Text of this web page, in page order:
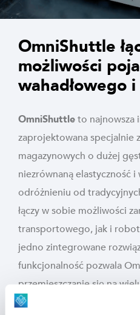
Czyszczenie skrzynek
OmniShuttle
możliwości
wahadłowego
OmniShuttleto najnowsza
zaprojektowana specjalnie
magazynowych o dużej
niezrównaną elastyczność
odróżnieniu od
łączy w sobie możliwości
transportowego, jak i
jedno zintegrowane
funkcjonalność pozwala
przemieszczanie się na
wielu kierunkach – zarówno